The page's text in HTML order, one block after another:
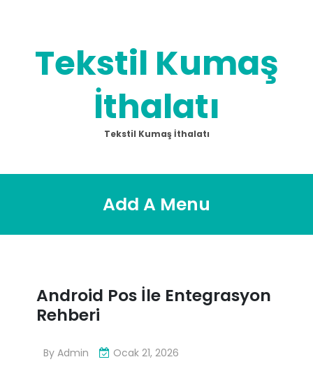
Tekstil Kumaş
İthalatı
Tekstil Kumaş İthalatı
Add A Menu
Android Pos İle Entegrasyon
Rehberi
By Admin Ocak 21, 2026